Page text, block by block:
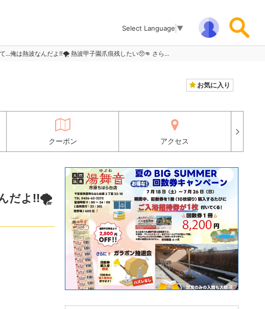
Select Language ▼
...俺は熱波なんだよ‼️🌪️ 熱波甲子園爪痕残したい🥺👊 さら...
お気に入り
クーポン アクセス
だよ‼️🌪️